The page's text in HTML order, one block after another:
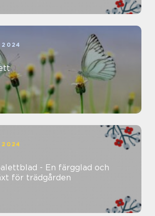
- En färgglad och
för trädgården